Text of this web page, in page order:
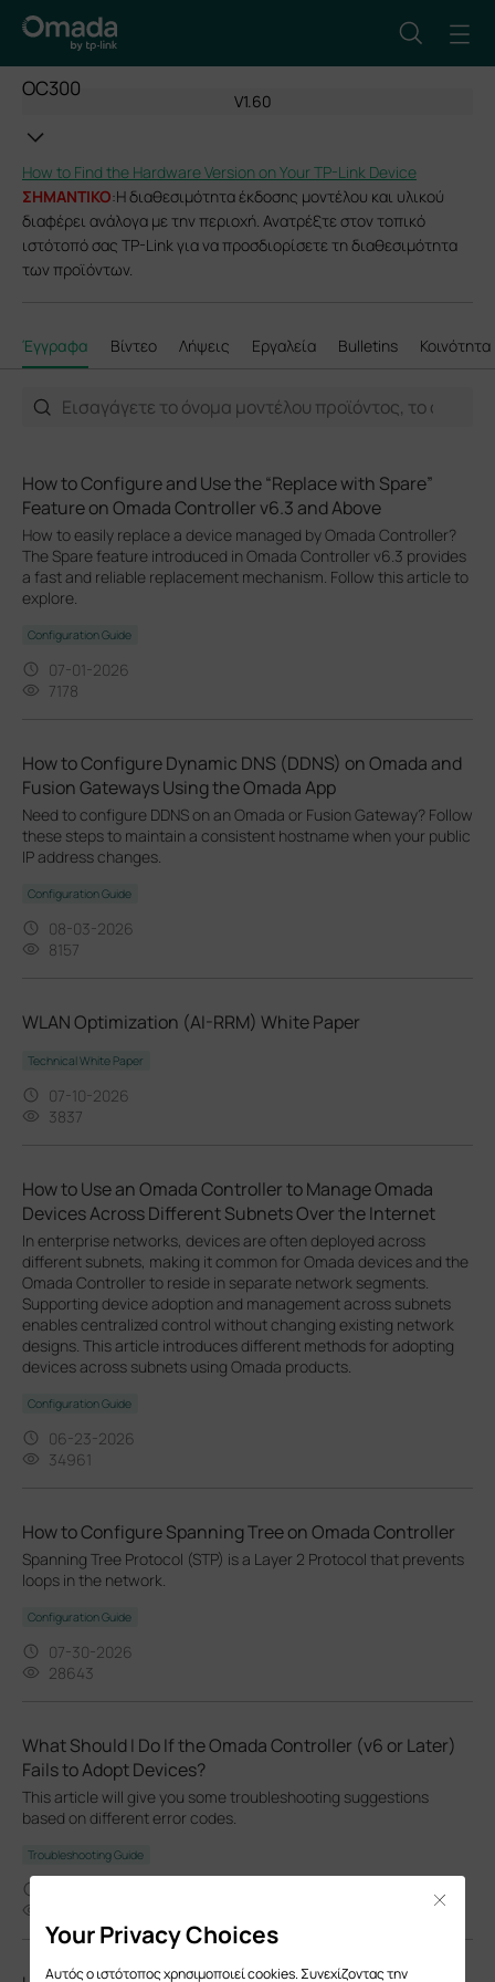
OC300
V1.60
How to Find the Hardware Version on Your TP-Link Device
ΣΗΜΑΝΤΙΚΟ:Η διαθεσιμότητα έκδοσης μοντέλου και υλικού
διαφέρει ανάλογα με την περιοχή. Ανατρέξτε στον τοπικό
ιστότοπό σας TP-Link για να προσδιορίσετε τη διαθεσιμότητα
των προϊόντων.
Έγγραφα Βίντεο Λήψεις Εργαλεία Bulletins Κοινότητα
How to Configure and Use the “Replace with Spare”
Feature on Omada Controller v6.3 and Above
How to easily replace a device managed by Omada Controller?
The Spare feature introduced in Omada Controller v6.3 provides
a fast and reliable replacement mechanism. Follow this article to
explore.
Configuration Guide
07-01-2026
7178
How to Configure Dynamic DNS (DDNS) on Omada and
Fusion Gateways Using the Omada App
Need to configure DDNS on an Omada or Fusion Gateway? Follow
these steps to maintain a consistent hostname when your public
IP address changes.
Configuration Guide
08-03-2026
8157
WLAN Optimization (AI-RRM) White Paper
Technical White Paper
07-10-2026
3837
How to Use an Omada Controller to Manage Omada
Devices Across Different Subnets Over the Internet
In enterprise networks, devices are often deployed across
different subnets, making it common for Omada devices and the
Omada Controller to reside in separate network segments.
Supporting device adoption and management across subnets
enables centralized control without changing existing network
designs. This article introduces different methods for adopting
devices across subnets using Omada products.
Configuration Guide
06-23-2026
34961
How to Configure Spanning Tree on Omada Controller
Spanning Tree Protocol (STP) is a Layer 2 Protocol that prevents
loops in the network.
Configuration Guide
07-30-2026
28643
What Should I Do If the Omada Controller (v6 or Later)
Fails to Adopt Devices?
This article will give you some troubleshooting suggestions
based on different error codes.
Troubleshooting Guide
Your Privacy Choices
Αυτός ο ιστότοπος χρησιμοποιεί cookies. Συνεχίζοντας την
Close